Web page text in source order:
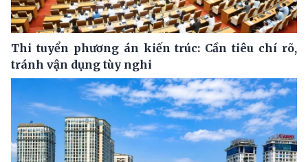
Thi tuyển phương án kiến trúc: Cần tiêu chí rõ,
tránh vận dụng tùy nghi